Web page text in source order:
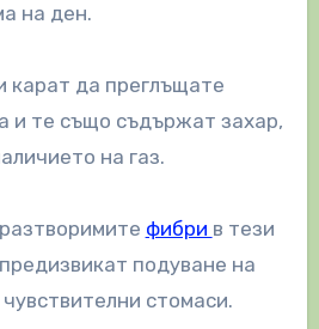
на ден.
карат да преглъщате
и те също съдържат захар,
на газ.
фибри в тези
подуване на
стомаси.